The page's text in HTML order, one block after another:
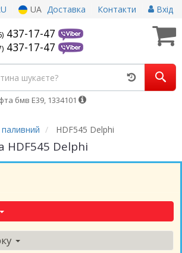
UA Доставка Контакти Вхід
437-17-47
437-17-47
бмв Е39, 1334101
HDF545 Delphi
HDF545 Delphi